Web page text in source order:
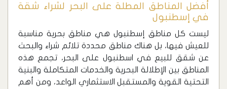
أفضل المناطق المطلة على البحر لشراء شقة
في إسطنبول
ليست كل مناطق إسطنبول هي مناطق بحرية مناسبة
للعيش فيها، بل هناك مناطق محددة تلائم شراء والبحث
عن شقق للبيع في اسطنبول على البحر، تجمع هذه
المناطق بين الإطلالة البحرية والخدمات المتكاملة والبنية
التحتية القوية والمستقبل الاستثماري الواعد، ومن أهم